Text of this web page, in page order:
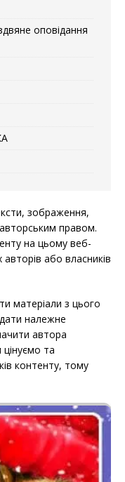
оповідання
зображення,
правом.
на цьому веб-
авторів або власників
матеріали з цього
належне
автора
та
контенту, тому